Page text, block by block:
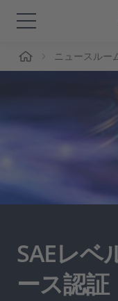
ソリューション
Magazine
採用情報
ニュースルー
SAEレベ
ース認証